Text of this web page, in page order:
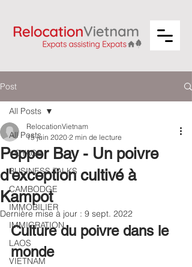
Post
All Posts
VOYAGE
BUSINESS TALKS
CAMBODGE
IMMOBILIER
IMMIGRATION
LAOS
VIETNAM
All Posts
Pepper Bay - Un poivre
d'exception cultivé à
Kampot
RelocationVietnam
15 juin 2020 2 min de lecture
Dernière mise à jour : 9 sept. 2022
Culture du poivre dans le
monde